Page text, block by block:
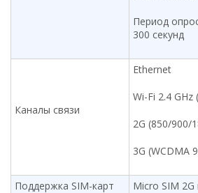
Период
300 секунд
Каналы связи
Ethernet
Wi-Fi 2.4 GHz
2G (850/900/
3G (WCDMA
Поддержка SIM-карт Micro SIM 2G